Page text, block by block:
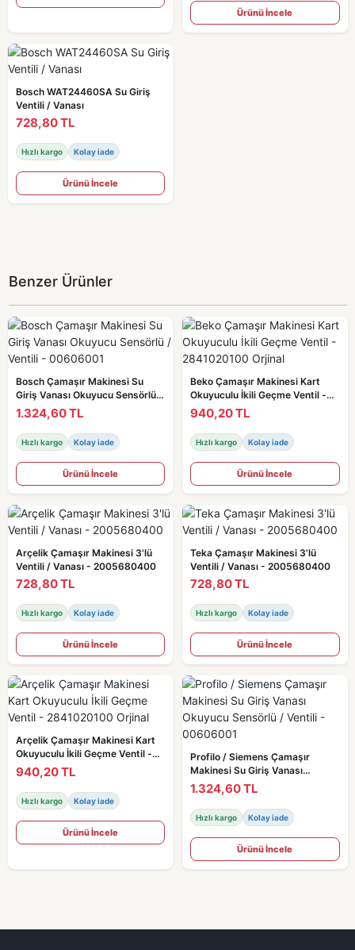
Ürünü İncele
Bosch WAT24460SA Su Giriş
Ventili / Vanası
728,80 TL
Hızlı kargo Kolay iade
Ürünü İncele
Benzer Ürünler
Bosch Çamaşır Makinesi Su
Giriş Vanası Okuyucu Sensörlü /
Ventili - 00606001
1.324,60 TL
Hızlı kargo Kolay iade
Ürünü İncele
Beko Çamaşır Makinesi Kart
Okuyuculu İkili Geçme Ventil -
2841020100 Orjinal
940,20 TL
Hızlı kargo Kolay iade
Ürünü İncele
Arçelik Çamaşır Makinesi 3'lü
Ventili / Vanası - 2005680400
728,80 TL
Hızlı kargo Kolay iade
Ürünü İncele
Teka Çamaşır Makinesi 3'lü
Ventili / Vanası - 2005680400
728,80 TL
Hızlı kargo Kolay iade
Ürünü İncele
Arçelik Çamaşır Makinesi Kart
Okuyuculu İkili Geçme Ventil -
2841020100 Orjinal
940,20 TL
Hızlı kargo Kolay iade
Ürünü İncele
Profilo / Siemens Çamaşır
Makinesi Su Giriş Vanası
Okuyucu Sensörlü / Ventili -
00606001
1.324,60 TL
Hızlı kargo Kolay iade
Ürünü İncele